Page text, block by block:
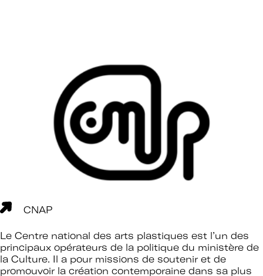
CNAP
Le Centre national des arts plastiques est l’un des
principaux opérateurs de la politique du ministère de
la Culture. Il a pour missions de soutenir et de
promouvoir la création contemporaine dans sa plus